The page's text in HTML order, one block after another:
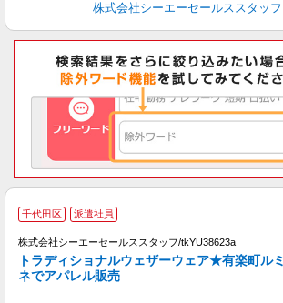
株式会社シーエーセールススタッフ
千代田区 派遣社員
株式会社シーエーセールススタッフ/tkYU38623a
トラディショナルウェザーウェア★有楽町ルミ
ネでアパレル販売